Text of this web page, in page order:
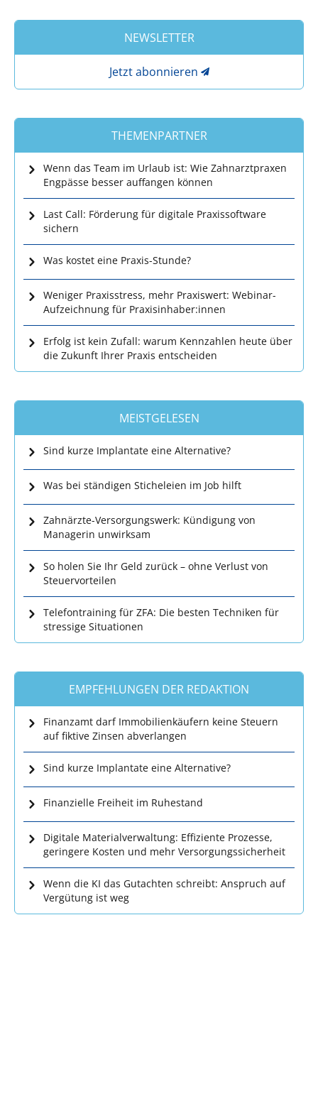
NEWSLETTER
Jetzt abonnieren
THEMENPARTNER
Wenn das Team im Urlaub ist: Wie Zahnarztpraxen
Engpässe besser auffangen können
Last Call: Förderung für digitale Praxissoftware
sichern
Was kostet eine Praxis-Stunde?
Weniger Praxisstress, mehr Praxiswert: Webinar-
Aufzeichnung für Praxisinhaber:innen
Erfolg ist kein Zufall: warum Kennzahlen heute über
die Zukunft Ihrer Praxis entscheiden
MEISTGELESEN
Sind kurze Implantate eine Alternative?
Was bei ständigen Sticheleien im Job hilft
Zahnärzte-Versorgungswerk: Kündigung von
Managerin unwirksam
So holen Sie Ihr Geld zurück – ohne Verlust von
Steuervorteilen
Telefontraining für ZFA: Die besten Techniken für
stressige Situationen
EMPFEHLUNGEN DER REDAKTION
Finanzamt darf Immobilienkäufern keine Steuern
auf fiktive Zinsen abverlangen
Sind kurze Implantate eine Alternative?
Finanzielle Freiheit im Ruhestand
Digitale Materialverwaltung: Effiziente Prozesse,
geringere Kosten und mehr Versorgungssicherheit
Wenn die KI das Gutachten schreibt: Anspruch auf
Vergütung ist weg